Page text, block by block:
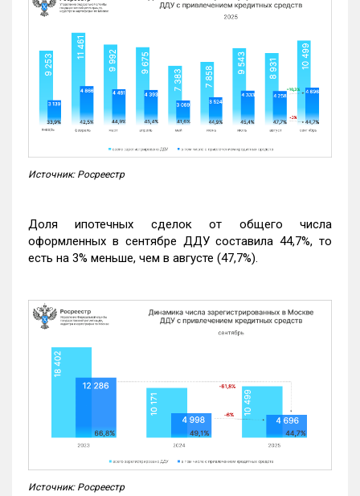
Источник: Росреестр
Доля ипотечных сделок от общего числа
оформленных в сентябре ДДУ составила 44,7%, то
есть на 3% меньше, чем в августе (47,7%).
Источник: Росреестр